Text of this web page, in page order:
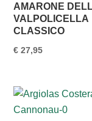
AMARONE
VALPOLICELLA
CLASSICO
€ 27,95